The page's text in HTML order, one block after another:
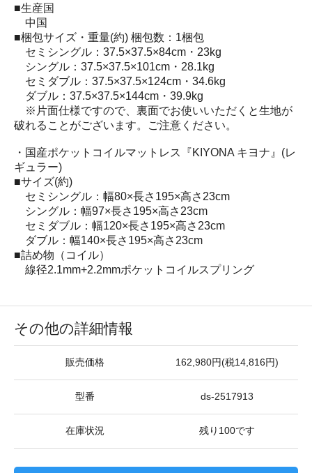
■生産国
中国
■梱包サイズ・重量(約) 梱包数：1梱包
セミシングル：37.5×37.5×84cm・23kg
シングル：37.5×37.5×101cm・28.1kg
セミダブル：37.5×37.5×124cm・34.6kg
ダブル：37.5×37.5×144cm・39.9kg
※片面仕様ですので、裏面でお使いいただくと生地が
破れることがございます。ご注意ください。
・国産ポケットコイルマットレス『KIYONA キヨナ』(レ
ギュラー)
■サイズ(約)
セミシングル：幅80×長さ195×高さ23cm
シングル：幅97×長さ195×高さ23cm
セミダブル：幅120×長さ195×高さ23cm
ダブル：幅140×長さ195×高さ23cm
■詰め物（コイル）
線径2.1mm+2.2mmポケットコイルスプリング
その他の詳細情報
販売価格 162,980円(税14,816円)
型番 ds-2517913
在庫状況 残り100です